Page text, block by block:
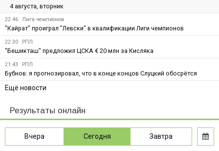
4 августа, вторник
22:46 Лига чемпионов
"Кайрат" проиграл "Левски" в квалификации Лиги чемпионов
22:30 РПЛ
"Бешикташ" предложил ЦСКА € 20 млн за Кисляка
21:43 РПЛ
Бубнов: я прогнозировал, что в конце концов Слуцкий обосрётся
Ещё новости
Результаты онлайн
Вчера Сегодня Завтра